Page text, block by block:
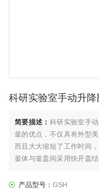
科研实验室手动升降
简要描述： 科研实验室手
釜的优点，不仅具有外型
而且大大缩短了工作时间
釜体与釜盖间采用快开盖
体翻转功能。该反应釜操
产品型号： GSH